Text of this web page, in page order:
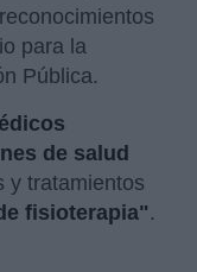
para la
Pública.
de salud
y tratamientos
fisioterapia" .